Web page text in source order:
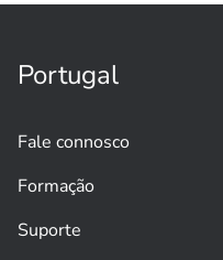
Portugal
Fale connosco
Formação
Suporte